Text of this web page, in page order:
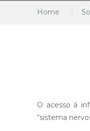
Home
O acesso á
“sistema